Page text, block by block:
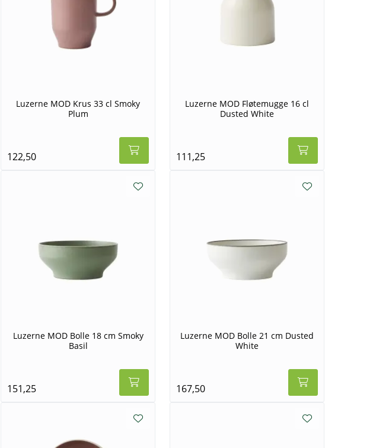
Luzerne MOD Krus 33 cl Smoky
Plum
122,50
Luzerne MOD Fløtemugge 16 cl
Dusted White
111,25
Luzerne MOD Bolle 18 cm Smoky
Basil
151,25
Luzerne MOD Bolle 21 cm Dusted
White
167,50